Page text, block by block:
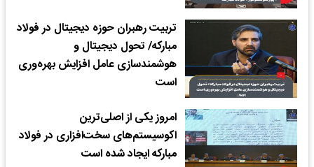
تربیت رهبران حوزه دیجیتال در فولاد
مبارکه/ تحول دیجیتال و
هوشمندسازی عامل افزایش بهره‌وری
است
امروز یکی از اصلی‌ترین
اکوسیستم‌های سخت‌افزاری در فولاد
مبارکه ایجاد شده است